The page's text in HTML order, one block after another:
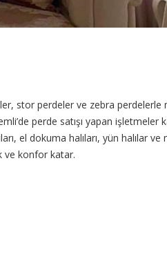
stor perdeler ve zebra
perde satışı yapan
el dokuma halıları, yün halılar
ve konfor katar.